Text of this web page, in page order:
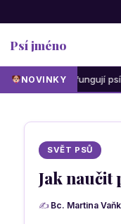
Psí jméno
NOVINKY
Jak fungují psí sporty
SVĚT PSŮ
Jak naučit
✍ Bc. Martina